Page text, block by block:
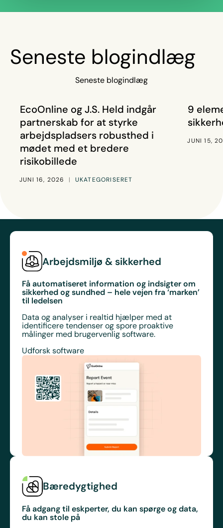
Seneste blogindlæg
Seneste blogindlæg
Nyheder
EcoOnline og J.S. Held indgår
partnerskab for at styrke
arbejdspladsers robusthed i
mødet med et bredere
risikobillede
JUNI 16, 2026 | UKATEGORISERET
Artikler
9
JUNI 15,
Arbejdsmiljø & sikkerhed
Få automatiseret information og indsigter om
sikkerhed og sundhed – hele vejen fra ‘marken’
til ledelsen
Data og analyser i realtid hjælper med at
identificere tendenser og spore proaktive
målinger med brugervenlig software.
Udforsk software
Bæredygtighed
Få adgang til eskperter, du kan spørge og data,
du kan stole på